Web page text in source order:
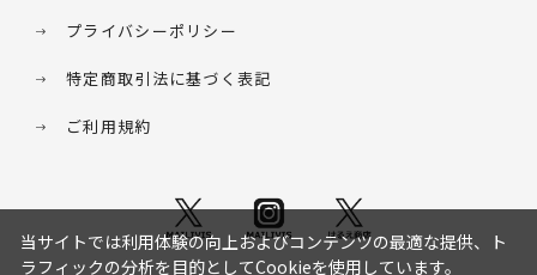
プライバシーポリシー
特定商取引法に基づく表記
ご利用規約
当サイトでは利用体験の向上およびコンテンツの最適な提供、ト
ラフィックの分析を目的としてCookieを使用しています。